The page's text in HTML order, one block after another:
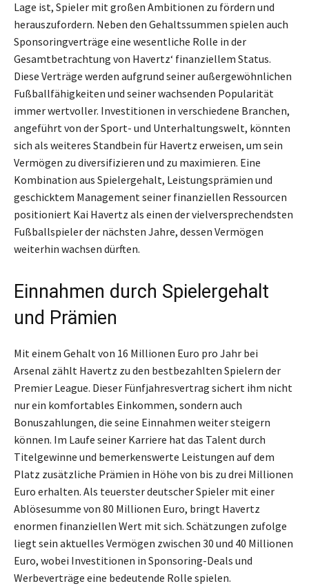
Lage ist, Spieler mit großen Ambitionen zu fördern und
herauszufordern. Neben den Gehaltssummen spielen auch
Sponsoringverträge eine wesentliche Rolle in der
Gesamtbetrachtung von Havertz‘ finanziellem Status.
Diese Verträge werden aufgrund seiner außergewöhnlichen
Fußballfähigkeiten und seiner wachsenden Popularität
immer wertvoller. Investitionen in verschiedene Branchen,
angeführt von der Sport- und Unterhaltungswelt, könnten
sich als weiteres Standbein für Havertz erweisen, um sein
Vermögen zu diversifizieren und zu maximieren. Eine
Kombination aus Spielergehalt, Leistungsprämien und
geschicktem Management seiner finanziellen Ressourcen
positioniert Kai Havertz als einen der vielversprechendsten
Fußballspieler der nächsten Jahre, dessen Vermögen
weiterhin wachsen dürften.
Einnahmen durch Spielergehalt
und Prämien
Mit einem Gehalt von 16 Millionen Euro pro Jahr bei
Arsenal zählt Havertz zu den bestbezahlten Spielern der
Premier League. Dieser Fünfjahresvertrag sichert ihm nicht
nur ein komfortables Einkommen, sondern auch
Bonuszahlungen, die seine Einnahmen weiter steigern
können. Im Laufe seiner Karriere hat das Talent durch
Titelgewinne und bemerkenswerte Leistungen auf dem
Platz zusätzliche Prämien in Höhe von bis zu drei Millionen
Euro erhalten. Als teuerster deutscher Spieler mit einer
Ablösesumme von 80 Millionen Euro, bringt Havertz
enormen finanziellen Wert mit sich. Schätzungen zufolge
liegt sein aktuelles Vermögen zwischen 30 und 40 Millionen
Euro, wobei Investitionen in Sponsoring-Deals und
Werbeverträge eine bedeutende Rolle spielen.